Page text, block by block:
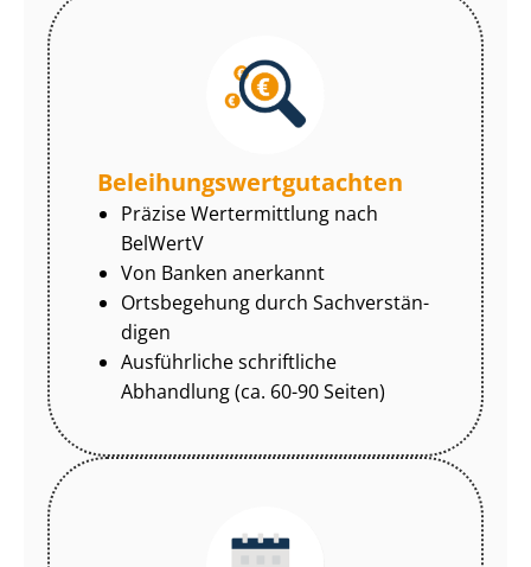
Be­lei­hungs­wert­gut­ach­ten
Präzise Wertermittlung nach
BelWertV
Von Banken anerkannt
Ortsbegehung durch Sach­ver­stän­
di­gen
Ausführliche schriftliche
Abhandlung (ca. 60-90 Seiten)